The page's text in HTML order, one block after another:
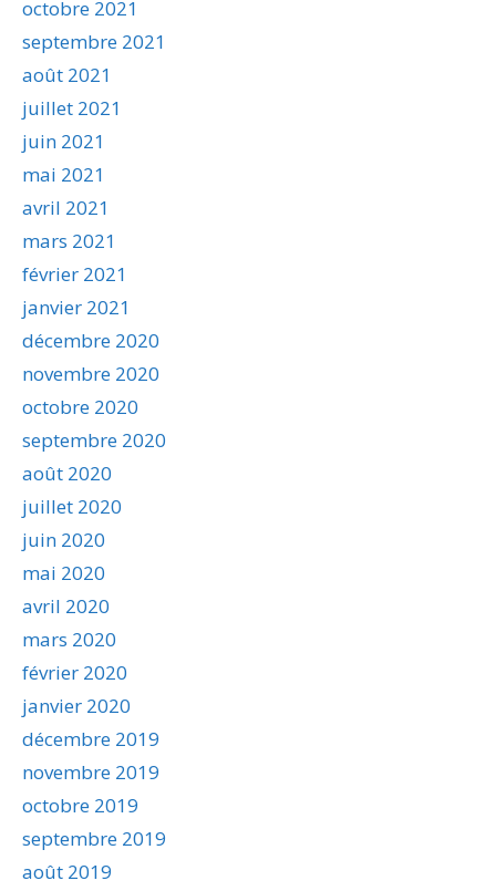
octobre 2021
septembre 2021
août 2021
juillet 2021
juin 2021
mai 2021
avril 2021
mars 2021
février 2021
janvier 2021
décembre 2020
novembre 2020
octobre 2020
septembre 2020
août 2020
juillet 2020
juin 2020
mai 2020
avril 2020
mars 2020
février 2020
janvier 2020
décembre 2019
novembre 2019
octobre 2019
septembre 2019
août 2019